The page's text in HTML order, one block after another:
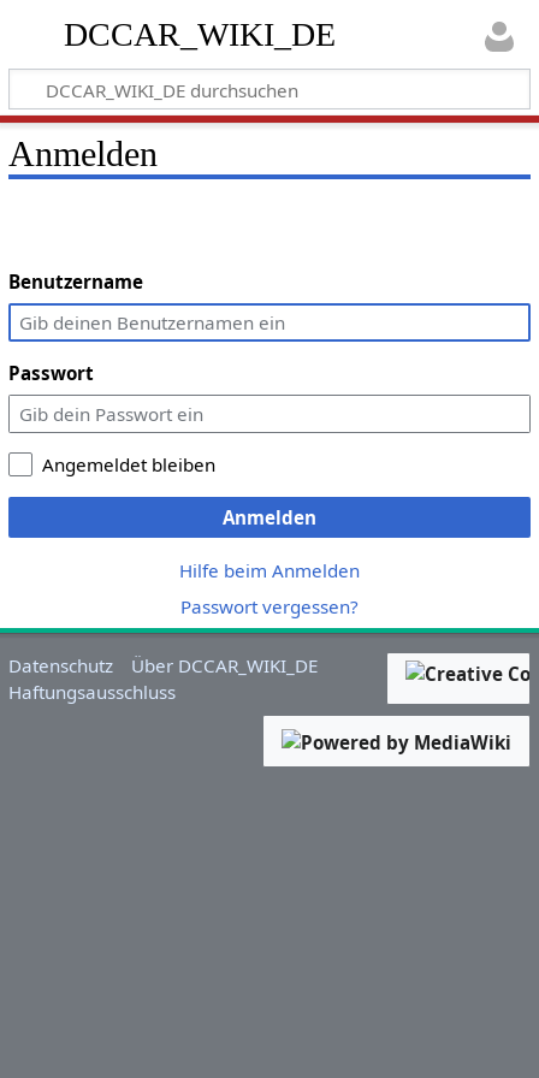
DCCAR_WIKI_DE
Anmelden
Benutzername
Passwort
Angemeldet bleiben
Anmelden
Hilfe beim Anmelden
Passwort vergessen?
Datenschutz
Über DCCAR_WIKI_DE
Haftungsausschluss